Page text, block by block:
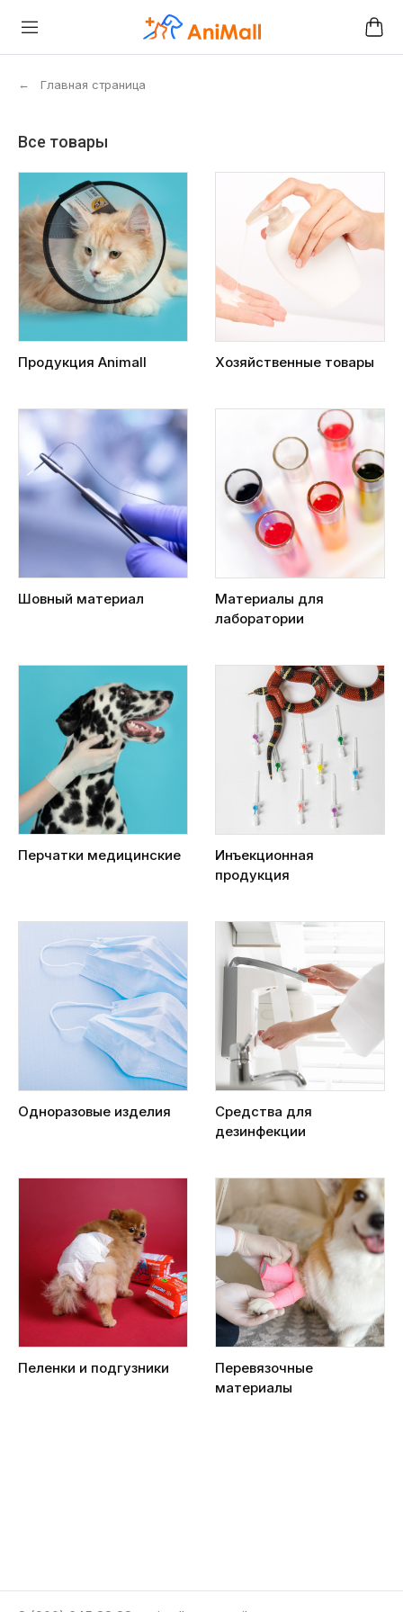
← Главная страница
Все товары
Продукция Animall Хозяйственные товары
Шовный материал
Материалы для
лаборатории
Перчатки медицинские
Инъекционная
продукция
Одноразовые изделия
Средства для
дезинфекции
Пеленки и подгузники
Перевязочные
материалы